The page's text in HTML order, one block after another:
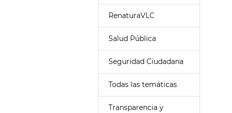
RenaturaVLC
Salud Pública
Seguridad Ciudadana
Todas las temáticas
Transparencia y